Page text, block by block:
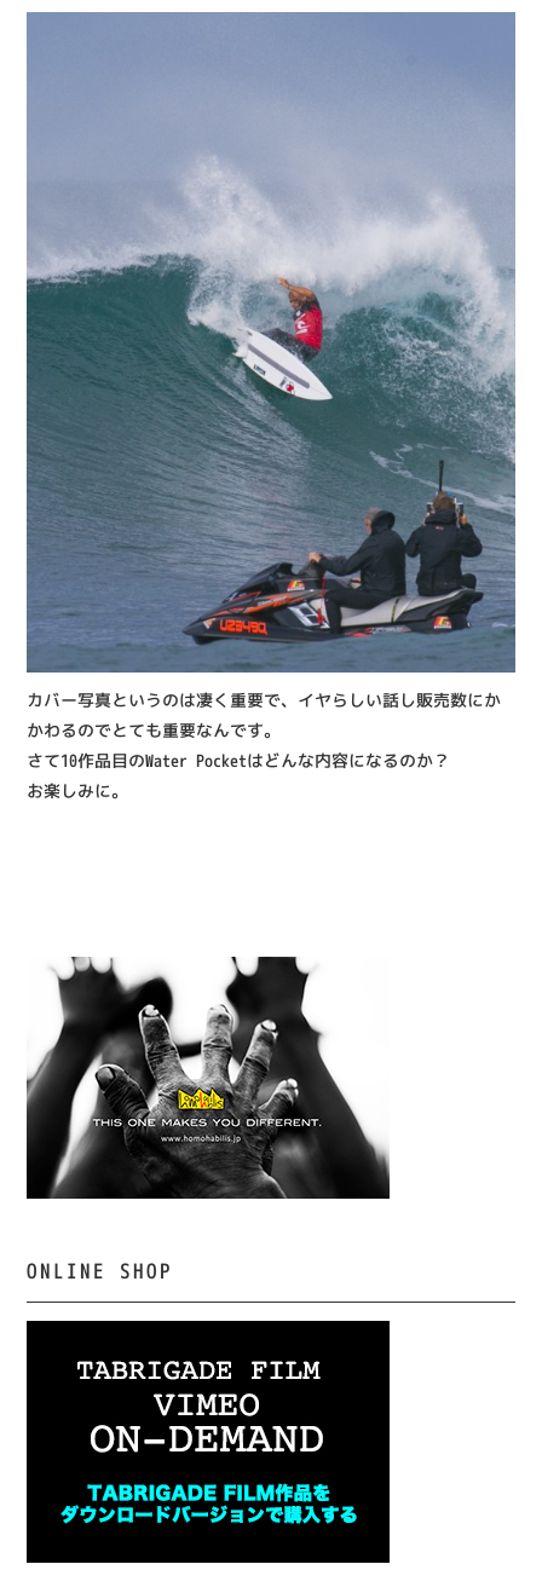
カバー写真というのは凄く重要で、イヤらしい話し販売数にか
かわるのでとても重要なんです。
さて10作品目のWater Pocketはどんな内容になるのか？
お楽しみに。
ONLINE SHOP